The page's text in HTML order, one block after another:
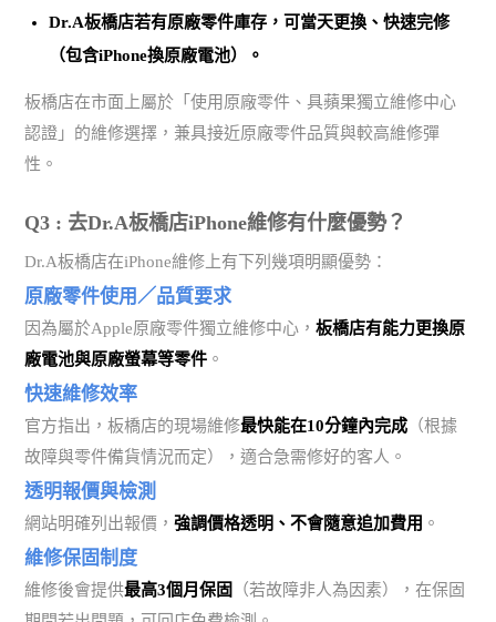
Dr.A板橋店若有原廠零件庫存，可當天更換、快速完修
（包含iPhone換原廠電池）。
板橋店在市面上屬於「使用原廠零件、具蘋果獨立維修中心
認證」的維修選擇，兼具接近原廠零件品質與較高維修彈
性。
Q3 : 去Dr.A板橋店iPhone維修有什麼優勢？
Dr.A板橋店在iPhone維修上有下列幾項明顯優勢：
原廠零件使用／品質要求
因為屬於Apple原廠零件獨立維修中心，板橋店有能力更換原
廠電池與原廠螢幕等零件 。
快速維修效率
官方指出，板橋店的現場維修最快能在10分鐘內完成 （根據
故障與零件備貨情況而定），適合急需修好的客人。
透明報價與檢測
網站明確列出報價，強調價格透明、不會隨意追加費用 。
維修保固制度
維修後會提供最高3個月保固
（若故障非人為因素），在保固